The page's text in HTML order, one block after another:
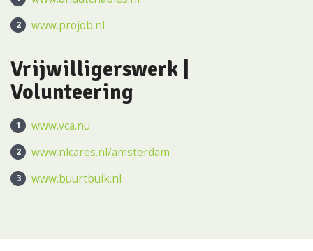
www.projob.nl
Vrijwilligerswerk |
Volunteering
www.vca.nu
www.nlcares.nl/amsterdam
www.buurtbuik.nl